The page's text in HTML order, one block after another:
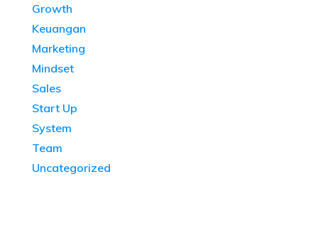
Growth
Keuangan
Marketing
Mindset
Sales
Start Up
System
Team
Uncategorized